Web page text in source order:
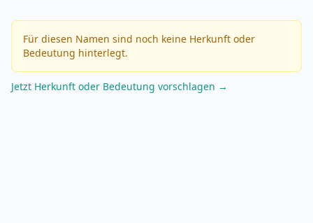
Für diesen Namen sind noch keine Herkunft oder
Bedeutung hinterlegt.
Jetzt Herkunft oder Bedeutung vorschlagen →